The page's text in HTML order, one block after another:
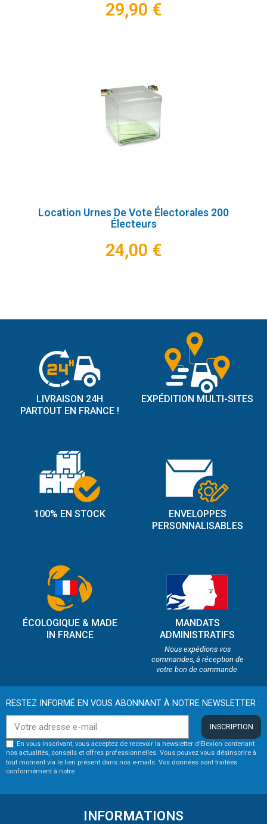
29,90 €
Location Urnes De Vote Électorales 200
Électeurs
24,00 €
LIVRAISON 24H
PARTOUT EN FRANCE !
EXPÉDITION MULTI-SITES
100% EN STOCK
ENVELOPPES
PERSONNALISABLES
ÉCOLOGIQUE & MADE
IN FRANCE
MANDATS
ADMINISTRATIFS
Nous expédions vos
commandes, à réception de
votre bon de commande
RESTEZ INFORMÉ EN VOUS ABONNANT À NOTRE NEWSLETTER :
INSCRIPTION
En vous inscrivant, vous acceptez de recevoir la newsletter d’Elexion contenant
nos actualités, conseils et offres professionnelles. Vous pouvez vous désinscrire à
tout moment via le lien présent dans nos e-mails. Vos données sont traitées
conformément à notre
.
INFORMATIONS